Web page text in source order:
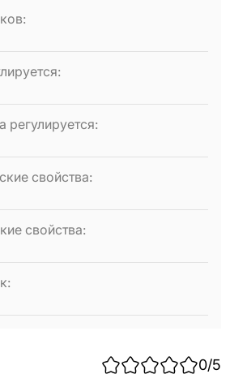
:
:
регулируется:
свойства:
свойства:
:
0/5